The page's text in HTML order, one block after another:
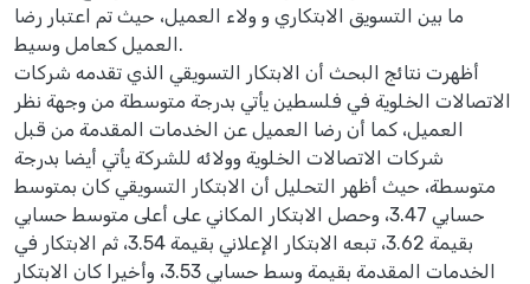
ما بين التسويق الابتكاري و ولاء العميل، حيث تم اعتبار رضا
العميل كعامل وسيط.
أظهرت نتائج البحث أن الابتكار التسويقي الذي تقدمه شركات
الاتصالات الخلوية في فلسطين يأتي بدرجة متوسطة من وجهة نظر
العميل، كما أن رضا العميل عن الخدمات المقدمة من قبل
شركات الاتصالات الخلوية وولائه للشركة يأتي أيضا بدرجة
متوسطة، حيث أظهر التحليل أن الابتكار التسويقي كان بمتوسط
حسابي 3.47، وحصل الابتكار المكاني على أعلى متوسط حسابي
بقيمة 3.62، تبعه الابتكار الإعلاني بقيمة 3.54، ثم الابتكار في
الخدمات المقدمة بقيمة وسط حسابي 3.53، وأخيرا كان الابتكار